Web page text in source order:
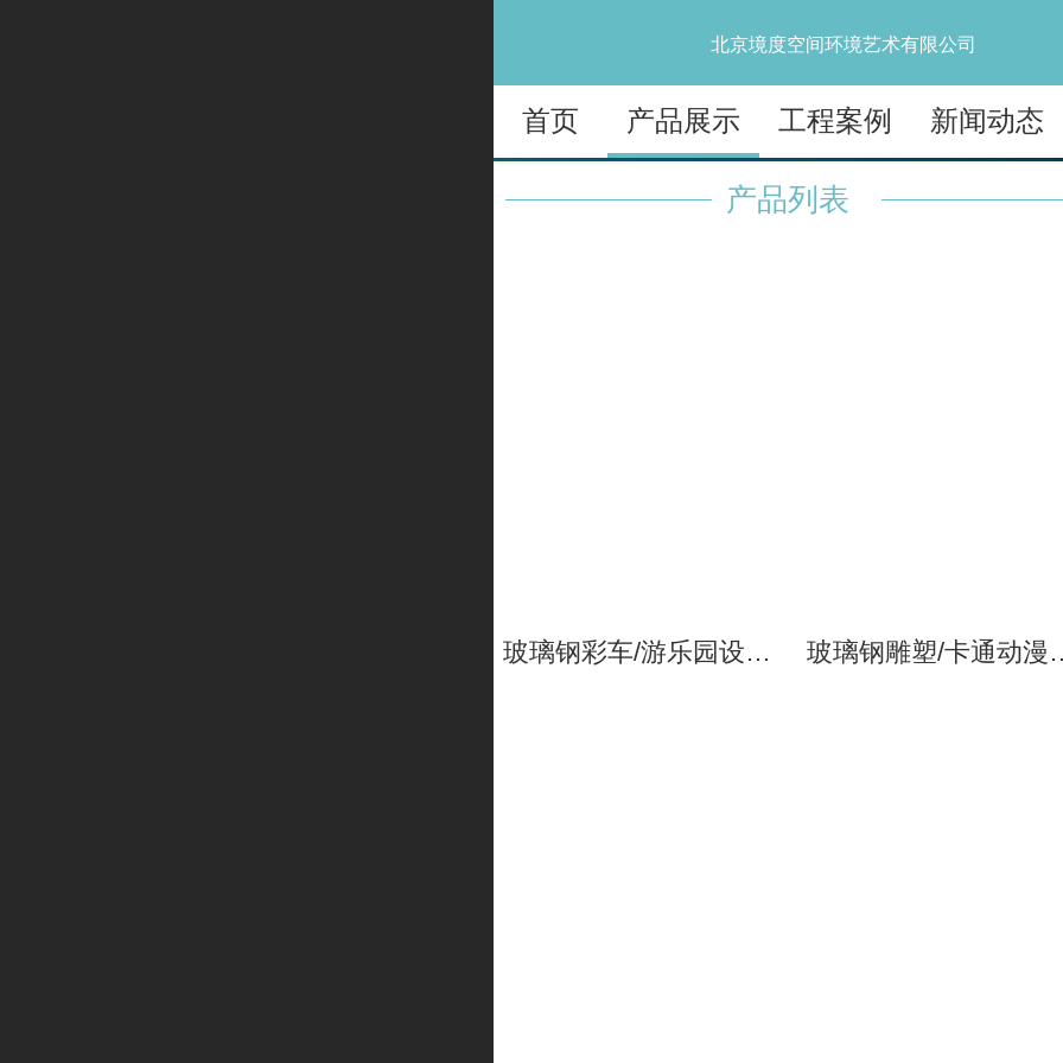
北京境度空间环境艺术有限公司
首页 产品展示 工程案例 新闻动态
产品列表
玻璃钢彩车/游乐园设施/游乐设备/雕塑 玻璃钢雕